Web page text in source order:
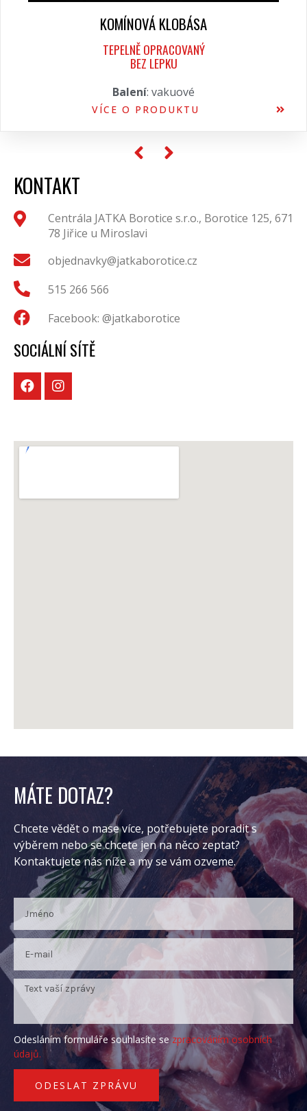
KOMÍNOVÁ KLOBÁSA
TEPELNĚ OPRACOVANÝ
BEZ LEPKU
Balení: vakuové
VÍCE O PRODUKTU
KONTAKT
Centrála JATKA Borotice s.r.o., Borotice 125, 671
78 Jiřice u Miroslavi
objednavky@jatkaborotice.cz
515 266 566
Facebook: @jatkaborotice
SOCIÁLNÍ SÍTĚ
MÁTE DOTAZ?
Chcete vědět o mase více, potřebujete poradit s
výběrem nebo se chcete jen na něco zeptat?
Kontaktujete nás níže a my se vám ozveme.
Odesláním formuláře souhlasíte sezpracováním osobních
údajů.
ODESLAT ZPRÁVU